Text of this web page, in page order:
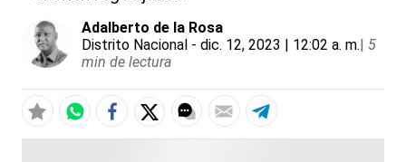
Adalberto de la Rosa
Distrito Nacional - dic. 12, 2023 | 12:02 a. m.| 5
min de lectura